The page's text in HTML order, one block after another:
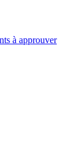
à approuver